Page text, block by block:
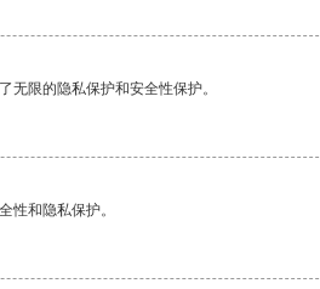
无限的隐私保护和安全性保护。
性和隐私保护。